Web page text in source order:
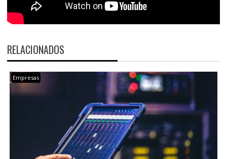
RELACIONADOS
Empresas